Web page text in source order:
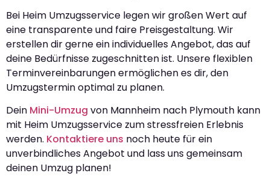
Bei Heim Umzugsservice legen wir großen Wert auf
eine transparente und faire Preisgestaltung. Wir
erstellen dir gerne ein individuelles Angebot, das auf
deine Bedürfnisse zugeschnitten ist. Unsere flexiblen
Terminvereinbarungen ermöglichen es dir, den
Umzugstermin optimal zu planen.
Dein Mini-Umzug von Mannheim nach Plymouth kann
mit Heim Umzugsservice zum stressfreien Erlebnis
werden. Kontaktiere uns noch heute für ein
unverbindliches Angebot und lass uns gemeinsam
deinen Umzug planen!